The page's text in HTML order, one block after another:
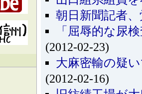
朝日新聞記者
「屈辱的な尿
(2012-02-23)
大麻密輸の疑
(2012-02-16)